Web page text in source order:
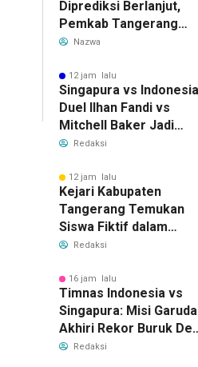
Diprediksi Berlanjut,
Pemkab Tangerang
Siapkan Langkah
Bersih
Nazwa
12 jam lalu
Singapura vs
Duel Ilhan Fandi vs
Mitchell Baker Jadi
Sorotan di Piala AFF
Redaksi
12 jam lalu
Kejari Kabupaten
Tangerang Temukan
Siswa Fiktif dalam
Penyidikan Dana BOP
Redaksi
16 jam lalu
Timnas Indonesia vs
Singapura: Misi Garuda
Akhiri Rekor Buruk
Tiket Semifinal Piala
Redaksi